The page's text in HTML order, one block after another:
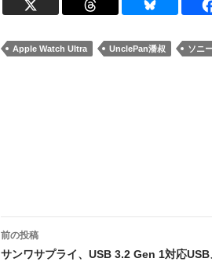
Apple Watch Ultra UnclePan潘叔 ソニ
投
稿
前の投稿
サンワサプライ、USB 3.2 Gen 1対応